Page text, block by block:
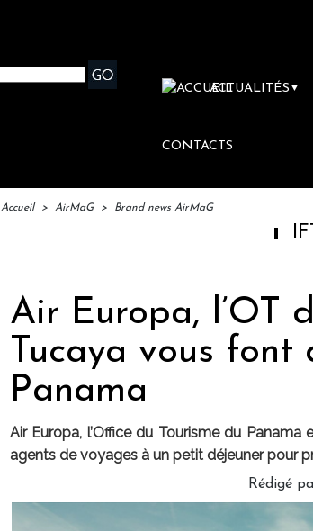
ACTUALITÉS ▼
CONTACTS
Accueil > AirMaG > Brand news AirMaG
IFTM :
Air Europa, l’OT
Tucaya vous font
Panama
Air Europa, l’Office du Tourisme du
agents de voyages à un petit déjeuner pour
Rédigé